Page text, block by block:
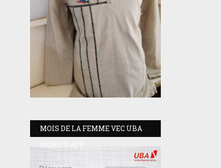
MOIS DE LA FEMME VEC UBA
MOBILE APP